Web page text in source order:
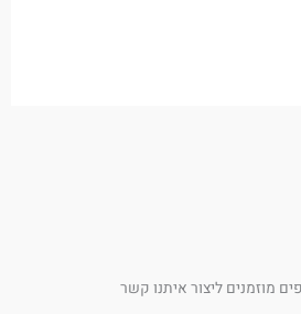
מוזמנים ליצור איתנו קשר